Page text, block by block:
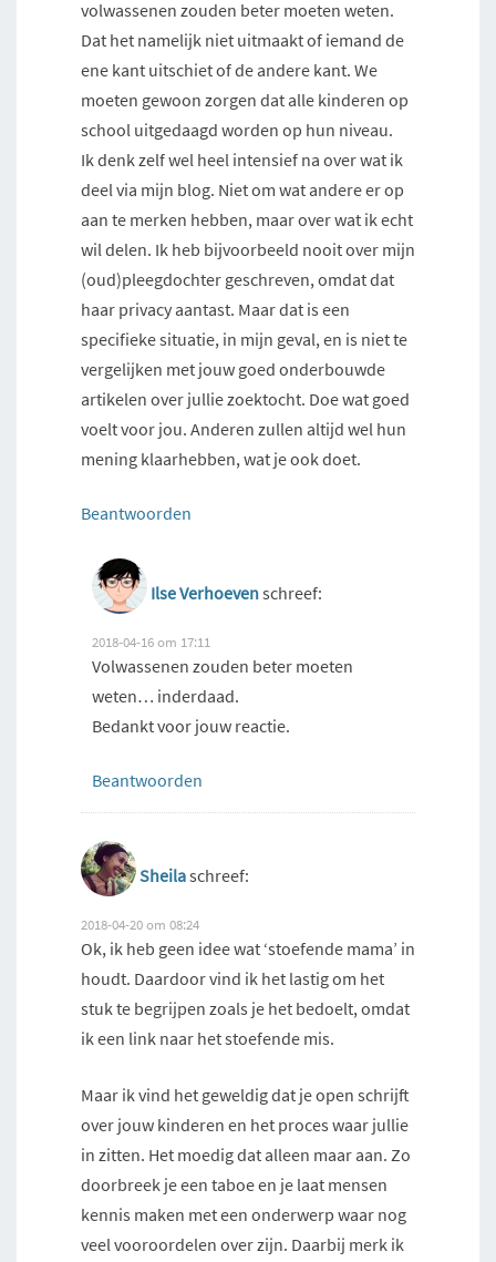
volwassenen zouden beter moeten weten.
Dat het namelijk niet uitmaakt of iemand de
ene kant uitschiet of de andere kant. We
moeten gewoon zorgen dat alle kinderen op
school uitgedaagd worden op hun niveau.
Ik denk zelf wel heel intensief na over wat ik
deel via mijn blog. Niet om wat andere er op
aan te merken hebben, maar over wat ik echt
wil delen. Ik heb bijvoorbeeld nooit over mijn
(oud)pleegdochter geschreven, omdat dat
haar privacy aantast. Maar dat is een
specifieke situatie, in mijn geval, en is niet te
vergelijken met jouw goed onderbouwde
artikelen over jullie zoektocht. Doe wat goed
voelt voor jou. Anderen zullen altijd wel hun
mening klaarhebben, wat je ook doet.
Beantwoorden
Ilse Verhoevenschreef:
2018-04-16 om 17:11
Volwassenen zouden beter moeten
weten… inderdaad.
Bedankt voor jouw reactie.
Beantwoorden
Sheilaschreef:
2018-04-20 om 08:24
Ok, ik heb geen idee wat ‘stoefende mama’ in
houdt. Daardoor vind ik het lastig om het
stuk te begrijpen zoals je het bedoelt, omdat
ik een link naar het stoefende mis.
Maar ik vind het geweldig dat je open schrijft
over jouw kinderen en het proces waar jullie
in zitten. Het moedig dat alleen maar aan. Zo
doorbreek je een taboe en je laat mensen
kennis maken met een onderwerp waar nog
veel vooroordelen over zijn. Daarbij merk ik